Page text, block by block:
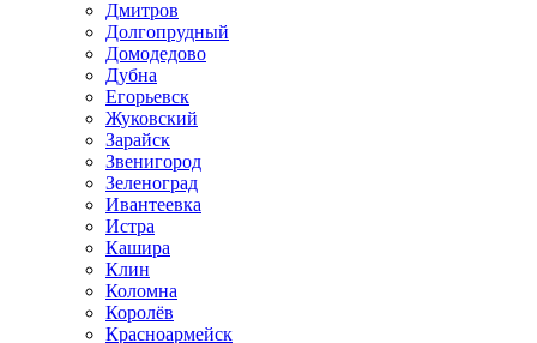
Дмитров
Долгопрудный
Домодедово
Дубна
Егорьевск
Жуковский
Зарайск
Звенигород
Зеленоград
Ивантеевка
Истра
Кашира
Клин
Коломна
Королёв
Красноармейск